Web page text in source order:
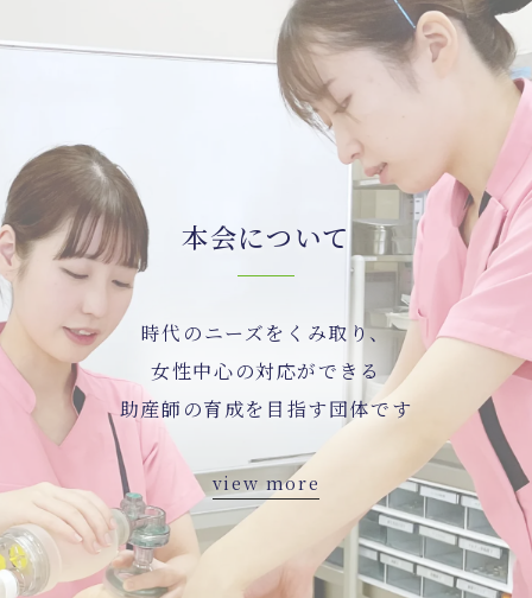
本会について
時代のニーズをくみ取り、
女性中心の対応ができる
助産師の育成を目指す団体です
view more